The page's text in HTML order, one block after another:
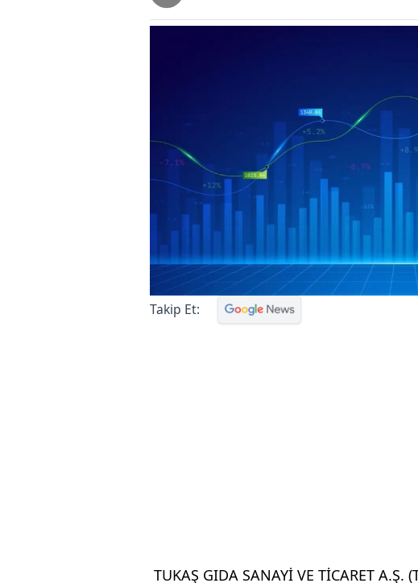
Takip Et:
TUKAŞ GIDA SANAYİ VE TİCARET